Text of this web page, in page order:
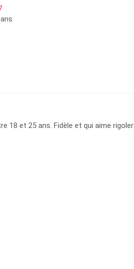
ans
18 et 25 ans. Fidèle et qui aime rigoler